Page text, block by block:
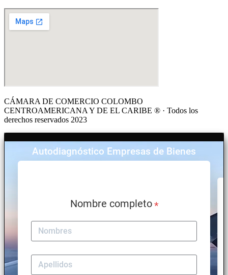
CÁMARA DE COMERCIO COLOMBO
CENTROAMERICANA Y DE EL CARIBE ® · Todos los
derechos reservados 2023